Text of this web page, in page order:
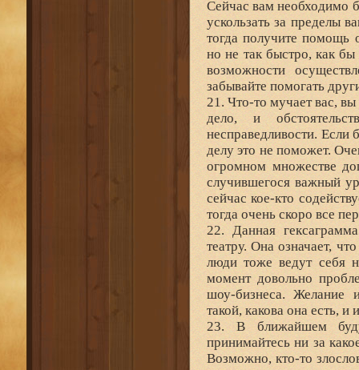
Сейчас вам необходимо
ускользать за пределы
тогда получите помощь
но не так быстро, как
возможности
забывайте помогать
21. Что-то мучает вас, вы
дело, и
несправедливости. Если
делу это не поможет.
огромном множестве
случившегося важный
сейчас кое-кто
тогда очень скоро все
22. Данная
театру. Она означает,
люди тоже ведут себя
момент довольно
шоу-бизнеса. Желание
такой, какова она есть, и
23. В ближайшем
принимайтесь ни за
Возможно, кто-то